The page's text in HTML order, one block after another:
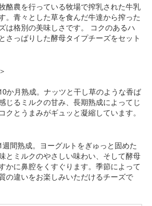
酪農を行っている牧場で搾乳された牛乳
。青々とした草を食んだ牛達から搾った
は格別の美味しさです。 コクのあるハ
さっぱりした酵母タイプチーズをセット
か月熟成。ナッツと干し草のような香ば
じるミルクの甘み、長期熟成によってじ
クとうまみがギュッと凝縮しています。
間熟成。ヨーグルトをぎゅっと固めた
とミルクのやさしい味わい、そして酵母
かに鼻腔をくすぐります。季節によって
の違いをお楽しみいただけるチーズで